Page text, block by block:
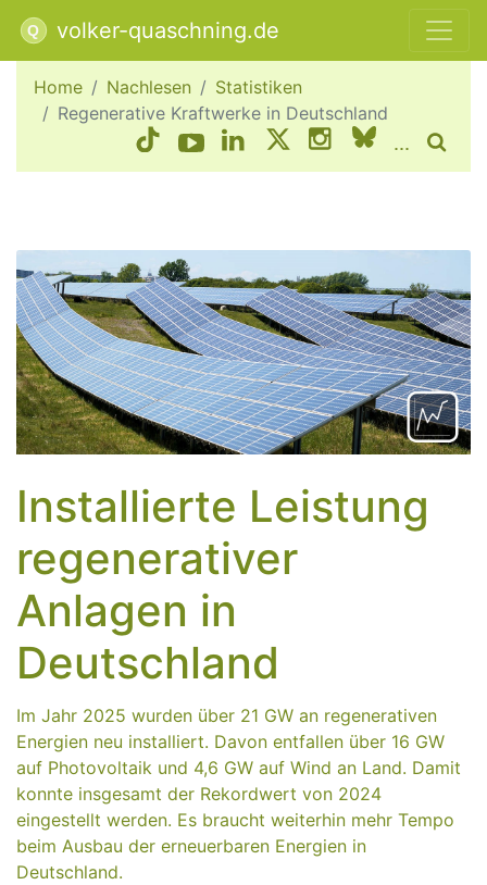
volker-quaschning.de
Home Nachlesen
Statistiken
Regenerative Kraftwerke in Deutschland
...
Installierte Leistung
regenerativer
Anlagen in
Deutschland
Im Jahr 2025 wurden über 21 GW an regenerativen
Energien neu installiert. Davon entfallen über 16 GW
auf Photovoltaik und 4,6 GW auf Wind an Land. Damit
konnte insgesamt der Rekordwert von 2024
eingestellt werden. Es braucht weiterhin mehr Tempo
beim Ausbau der erneuerbaren Energien in
Deutschland.